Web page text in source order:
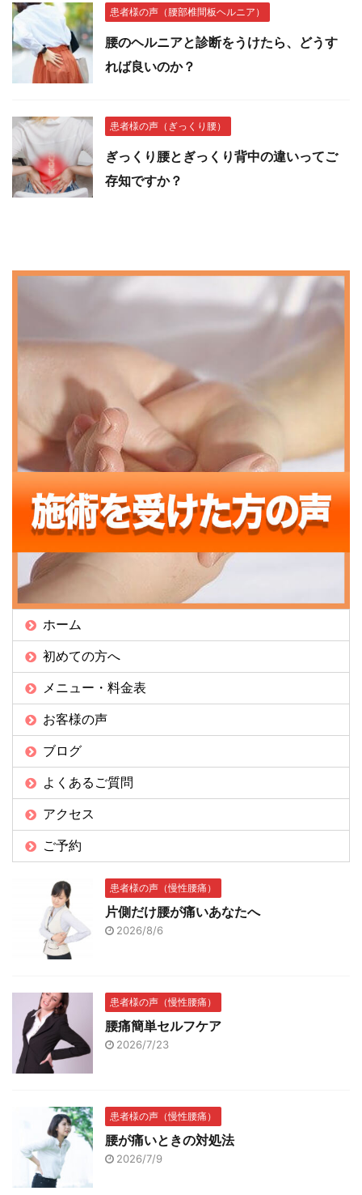
患者様の声（腰部椎間板ヘルニア）
腰のヘルニアと診断をうけたら、どうす
れば良いのか？
患者様の声（ぎっくり腰）
ぎっくり腰とぎっくり背中の違いってご
存知ですか？
ホーム
初めての方へ
メニュー・料金表
お客様の声
ブログ
よくあるご質問
アクセス
ご予約
患者様の声（慢性腰痛）
片側だけ腰が痛いあなたへ
2026/8/6
患者様の声（慢性腰痛）
腰痛簡単セルフケア
2026/7/23
患者様の声（慢性腰痛）
腰が痛いときの対処法
2026/7/9